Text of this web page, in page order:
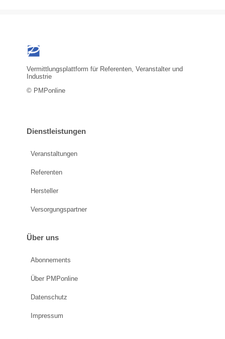
Vermittlungsplattform für Referenten, Veranstalter und
Industrie
© PMPonline
Dienstleistungen
Veranstaltungen
Referenten
Hersteller
Versorgungspartner
Über uns
Abonnements
Über PMPonline
Datenschutz
Impressum